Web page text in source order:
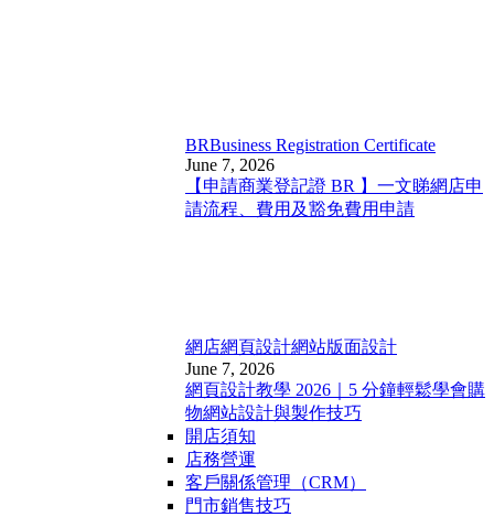
BRBusiness Registration Certificate
June 7, 2026
【申請商業登記證 BR 】一文睇網店申
請流程、費用及豁免費用申請
網店網頁設計網站版面設計
June 7, 2026
網頁設計教學 2026｜5 分鐘輕鬆學會購
物網站設計與製作技巧
開店須知
店務營運
客戶關係管理（CRM）
門市銷售技巧